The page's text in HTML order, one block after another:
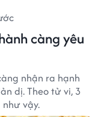
càng yêu
nhận ra hạnh
dị. Theo tử vi, 3
vậy.